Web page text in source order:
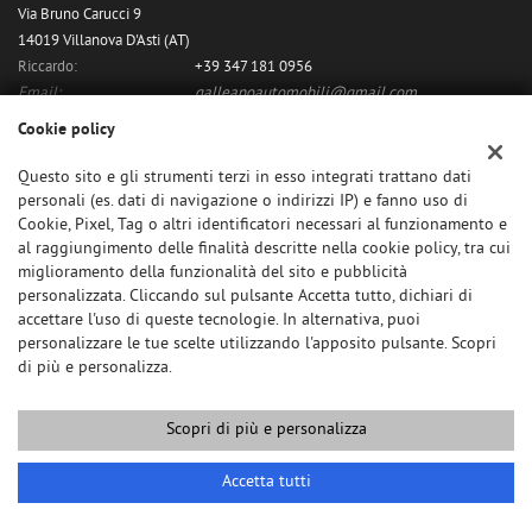
Via Bruno Carucci 9
14019 Villanova D'Asti (AT)
Riccardo:
+39 347 181 0956
Email:
galleanoautomobili@gmail.com
Indicazioni stradali
Dati fiscali:
Galleano Riccardo
C.F/P.IVA:11480060018
Copyright © 2026 GestionaleAuto.com S.r.l., Tutti i diritti riservati -
Leggi l'informativa sulla privacy-Cookie Policy
GestionaleAuto.com
Cookie policy
Questo sito e gli strumenti terzi in esso integrati trattano dati
personali (es. dati di navigazione o indirizzi IP) e fanno uso di
Cookie, Pixel, Tag o altri identificatori necessari al funzionamento e
al raggiungimento delle finalità descritte nella cookie policy, tra cui
miglioramento della funzionalità del sito e pubblicità
personalizzata. Cliccando sul pulsante Accetta tutto, dichiari di
accettare l'uso di queste tecnologie. In alternativa, puoi
personalizzare le tue scelte utilizzando l'apposito pulsante. Scopri
di più e personalizza.
Scopri di più e personalizza
Accetta tutti